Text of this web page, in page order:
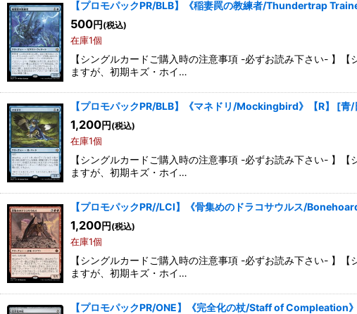
【プロモパックPR/BLB】《稲妻罠の教練者/Thundertrap
500円 (税込)
在庫1個
【シングルカードご購入時の注意事項 -必ずお読み下さい- 】
ますが、初期キズ・ホイ…
【プロモパックPR/BLB】《マネドリ/Mockingbird》【R】 [青/
1,200円 (税込)
在庫1個
【シングルカードご購入時の注意事項 -必ずお読み下さい- 】
ますが、初期キズ・ホイ…
【プロモパックPR//LCI】《骨集めのドラコサウルス/
1,200円 (税込)
在庫1個
【シングルカードご購入時の注意事項 -必ずお読み下さい- 】
ますが、初期キズ・ホイ…
【プロモパックPR/ONE】《完全化の杖/Staff of Compleation》